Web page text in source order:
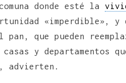
donde esté la
«imperdible»,
pan, que pueden
y departamentos
advierten.